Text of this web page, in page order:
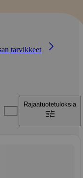
tarvikkeet
Rajaatuotetuloksia